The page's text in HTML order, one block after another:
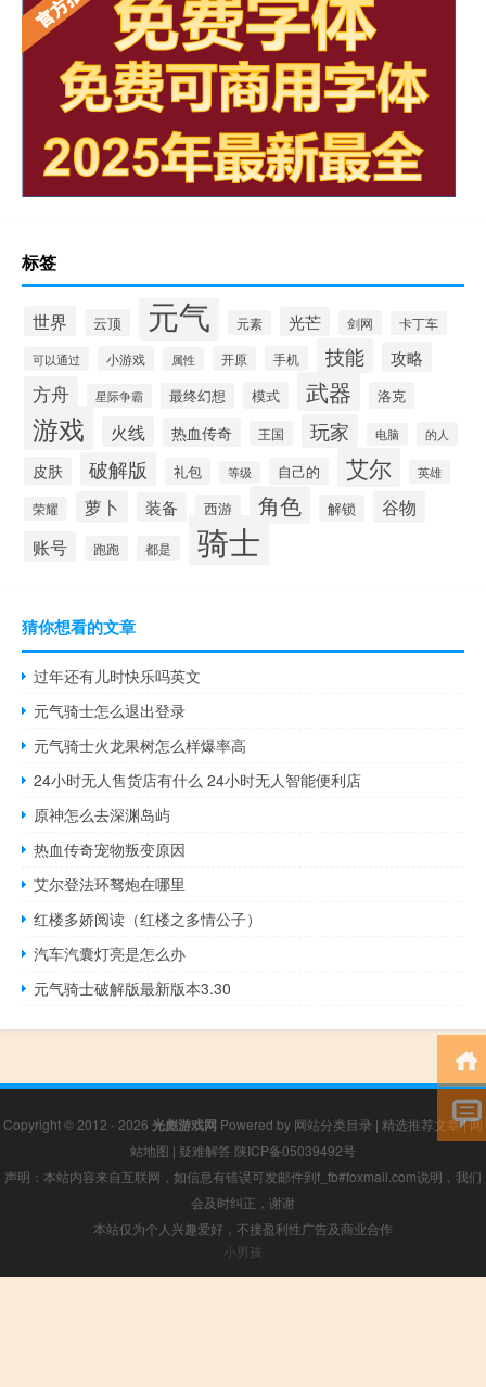
标签
世界 云顶 元气 元素 光芒 剑网 卡丁车
可以通过 小游戏 属性 开原 手机 技能 攻略
方舟 星际争霸 最终幻想 模式 武器 洛克
游戏 火线 热血传奇 王国 玩家 电脑 的人
皮肤 破解版 礼包 等级 自己的 艾尔 英雄
荣耀 萝卜 装备 西游 角色 解锁 谷物
账号 跑跑 都是 骑士
猜你想看的文章
过年还有儿时快乐吗英文
元气骑士怎么退出登录
元气骑士火龙果树怎么样爆率高
24小时无人售货店有什么 24小时无人智能便利店
原神怎么去深渊岛屿
热血传奇宠物叛变原因
艾尔登法环驽炮在哪里
红楼多娇阅读（红楼之多情公子）
汽车汽囊灯亮是怎么办
元气骑士破解版最新版本3.30
Copyright © 2012 - 2026 光彪游戏网 Powered by 网站分类目录 | 精选推荐文章|网
站地图 | 疑难解答 陕ICP备05039492号
声明：本站内容来自互联网，如信息有错误可发邮件到f_fb#foxmail.com说明，我们
会及时纠正，谢谢
本站仅为个人兴趣爱好，不接盈利性广告及商业合作
小男孩